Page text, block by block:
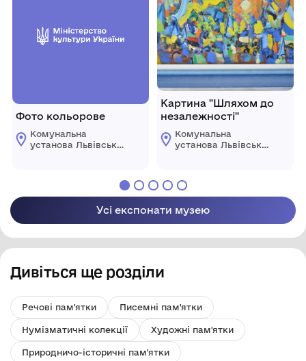
Фото кольорове
Комунальна
установа Львівської
Грушевського у
Картина "Шляхом до
незалежності"
Комунальна
установа Львівської
Михайла
Грушевського у
Львові"
Усі експонати музею
Дивіться ще розділи
Речові пам'ятки Писемні пам'ятки
Нумізматичні колекції Художні пам'ятки
Природничо-історичні пам'ятки